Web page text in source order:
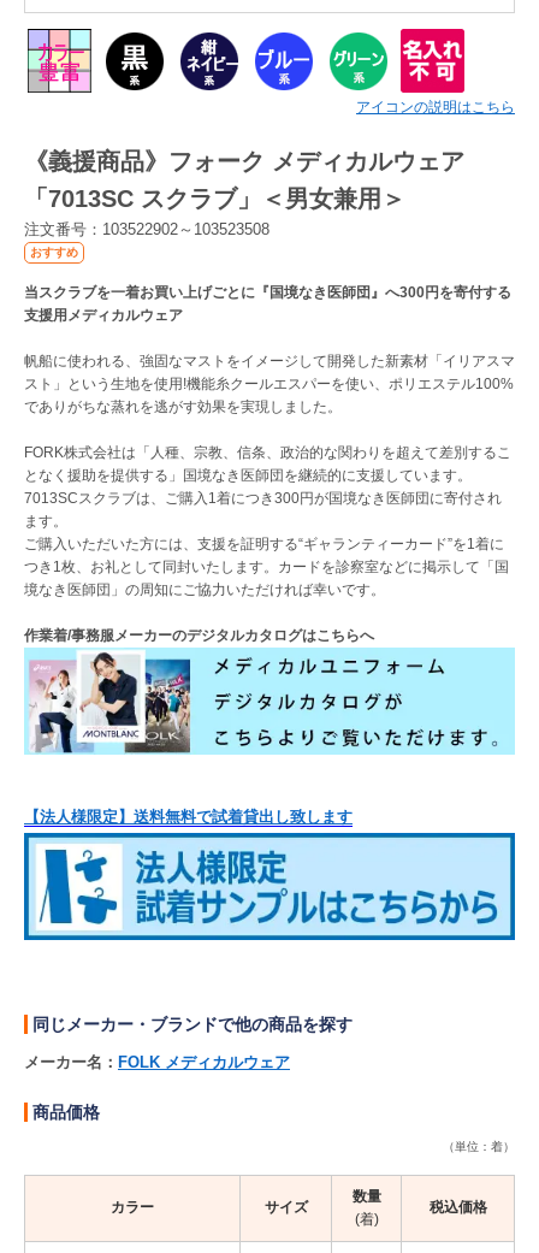
アイコンの説明はこちら
《義援商品》フォーク メディカルウェア
「7013SC スクラブ」＜男女兼用＞
注文番号：103522902～103523508
おすすめ
当スクラブを一着お買い上げごとに『国境なき医師団』へ300円を寄付する
支援用メディカルウェア
帆船に使われる、強固なマストをイメージして開発した新素材「イリアスマ
スト」という生地を使用!機能糸クールエスパーを使い、ポリエステル100%
でありがちな蒸れを逃がす効果を実現しました。
FORK株式会社は「人種、宗教、信条、政治的な関わりを超えて差別するこ
となく援助を提供する」国境なき医師団を継続的に支援しています。
7013SCスクラブは、ご購入1着につき300円が国境なき医師団に寄付され
ます。
ご購入いただいた方には、支援を証明する“ギャランティーカード”を1着に
つき1枚、お礼として同封いたします。カードを診察室などに掲示して「国
境なき医師団」の周知にご協力いただければ幸いです。
作業着/事務服メーカーのデジタルカタログはこちらへ
【法人様限定】送料無料で試着貸出し致します
同じメーカー・ブランドで他の商品を探す
メーカー名： FOLK メディカルウェア
商品価格
（単位：着）
カラー サイズ
数量
(着)
税込価格